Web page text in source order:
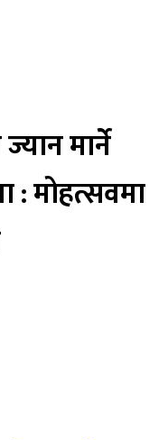
मार्ने
: मोहत्सवमा